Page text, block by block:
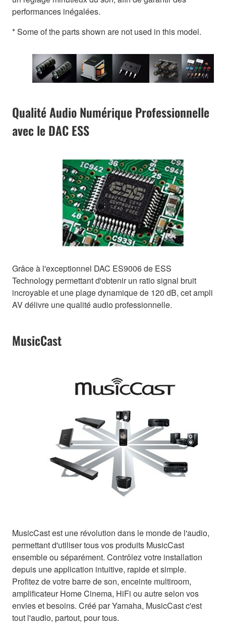
performances inégalées.
* Some of the parts shown are not used in this model.
Qualité Audio Numérique Professionnelle
avec le DAC ESS
Grâce à l'exceptionnel DAC ES9006 de ESS
Technology permettant d'obtenir un ratio signal bruit
incroyable et une plage dynamique de 120 dB, cet ampli
AV délivre une qualité audio professionnelle.
MusicCast
MusicCast est une révolution dans le monde de l'audio,
permettant d'utiliser tous vos produits MusicCast
ensemble ou séparément. Contrôlez votre installation
depuis une application intuitive, rapide et simple.
Profitez de votre barre de son, enceinte multiroom,
amplificateur Home Cinema, HiFi ou autre selon vos
envies et besoins. Créé par Yamaha, MusicCast c'est
tout l'audio, partout, pour tous.